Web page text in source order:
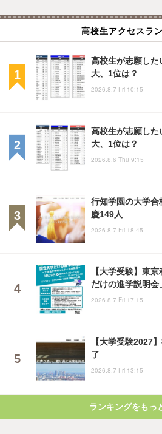
高校生アクセスラ
高校生が志願し
大、1位は？
2026.8.7 Fri 10:15
高校生が志願し
大、1位は？
2026.8.6 Thu 9:15
行知学園の大学
慶149人
2026.8.7 Fri 18:45
【大学受験】東
だけの進学説明会
2026.8.7 Fri 17:15
【大学受験2027
了
2026.8.7 Fri 13:15
ランキングをもっ